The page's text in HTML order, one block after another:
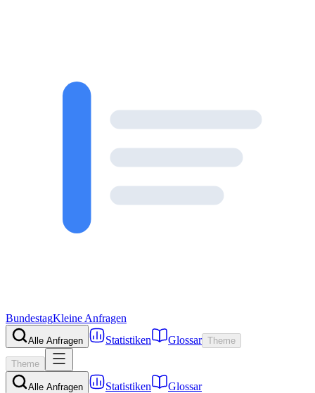
BundestagKleine Anfragen
Alle Anfragen Statistiken Glossar Theme
Theme
Alle Anfragen Statistiken Glossar